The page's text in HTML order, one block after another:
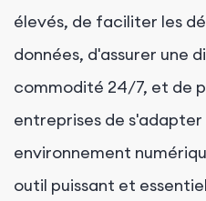
élevés, de faciliter les
données, d'assurer une
commodité 24/7, et de
entreprises de
environnement
outil puissant et